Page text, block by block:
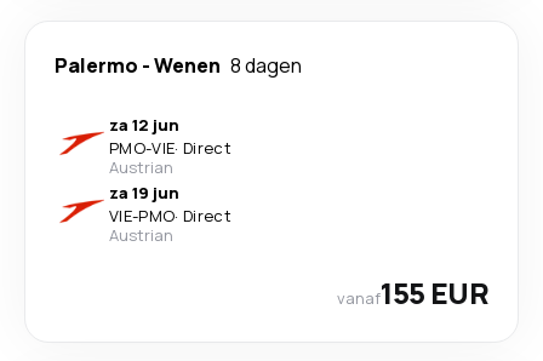
Palermo -Wenen 8 dagen
za 12 jun
PMO-VIE· Direct
Austrian
za 19 jun
VIE-PMO· Direct
Austrian
vanaf155 EUR